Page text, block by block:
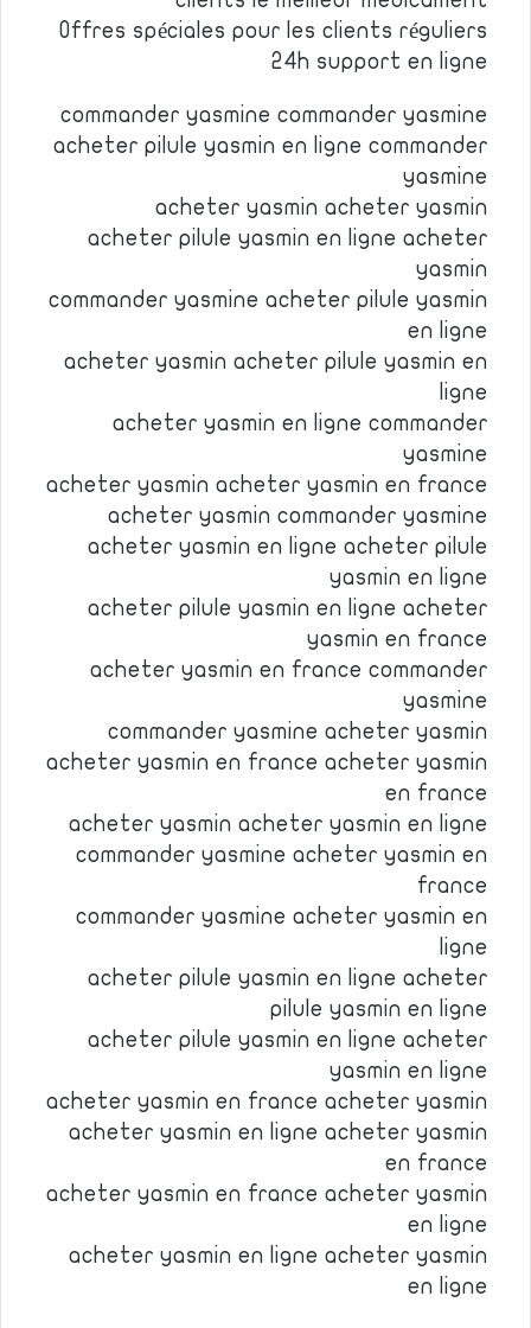
Offres spéciales pour les clients réguliers
24h support en ligne
commander yasmine commander yasmine
acheter pilule yasmin en ligne commander
yasmine
acheter yasmin acheter yasmin
acheter pilule yasmin en ligne acheter
yasmin
commander yasmine acheter pilule yasmin
en ligne
acheter yasmin acheter pilule yasmin en
ligne
acheter yasmin en ligne commander
yasmine
acheter yasmin acheter yasmin en france
acheter yasmin commander yasmine
acheter yasmin en ligne acheter pilule
yasmin en ligne
acheter pilule yasmin en ligne acheter
yasmin en france
acheter yasmin en france commander
yasmine
commander yasmine acheter yasmin
acheter yasmin en france acheter yasmin
en france
acheter yasmin acheter yasmin en ligne
commander yasmine acheter yasmin en
france
commander yasmine acheter yasmin en
ligne
acheter pilule yasmin en ligne acheter
pilule yasmin en ligne
acheter pilule yasmin en ligne acheter
yasmin en ligne
acheter yasmin en france acheter yasmin
acheter yasmin en ligne acheter yasmin
en france
acheter yasmin en france acheter yasmin
en ligne
acheter yasmin en ligne acheter yasmin
en ligne